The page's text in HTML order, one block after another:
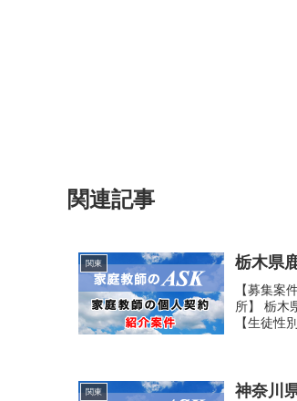
関連記事
関東 栃木県
【募集
所】 栃木
【生徒性
関東 神奈川